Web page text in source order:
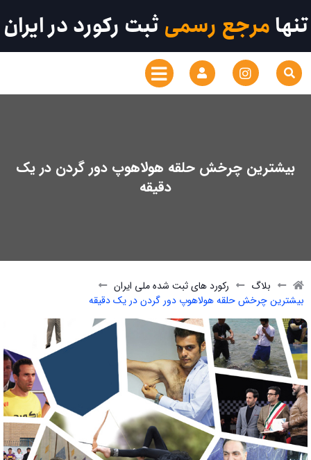
تنهامرجع رسمیثبت رکورد در ایران
بیشترین چرخش حلقه هولاهوپ دور گردن در یک
دقیقه
بلاگ
رکورد های ثبت شده ملی ایران
بیشترین چرخش حلقه هولاهوپ دور گردن در یک دقیقه